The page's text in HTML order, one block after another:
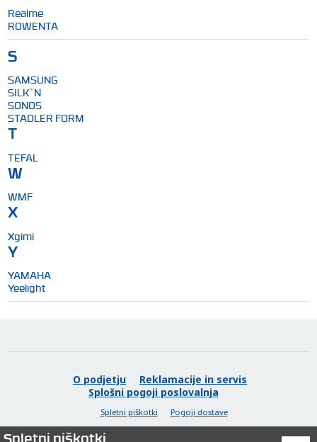
Realme
ROWENTA
S
SAMSUNG
SILK`N
SONOS
STADLER FORM
T
TEFAL
W
WMF
X
Xgimi
Y
YAMAHA
Yeelight
O podjetju
Reklamacije in servis
Splošni pogoji poslovalnja
Spletni piškotki Pogoji dostave
Spletni piškotki